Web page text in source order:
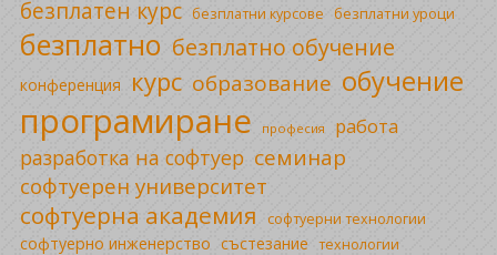
безплатен курс безплатни курсове безплатни уроци
безплатно безплатно обучение
конференция курс образование обучение
програмиране професия работа
разработка на софтуер семинар
софтуерен университет
софтуерна академия софтуерни технологии
софтуерно инженерство състезание технологии